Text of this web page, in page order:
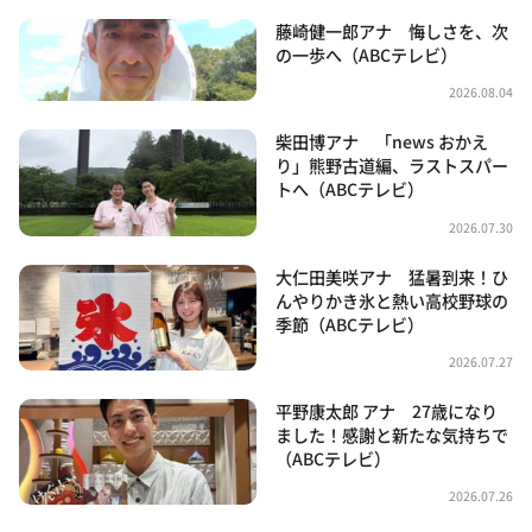
藤崎健一郎アナ 悔しさを、次
の一歩へ（ABCテレビ）
2026.08.04
柴田博アナ 「news おかえ
り」熊野古道編、ラストスパー
トへ（ABCテレビ）
2026.07.30
大仁田美咲アナ 猛暑到来！ひ
んやりかき氷と熱い高校野球の
季節（ABCテレビ）
2026.07.27
平野康太郎 アナ 27歳になり
ました！感謝と新たな気持ちで
（ABCテレビ）
2026.07.26